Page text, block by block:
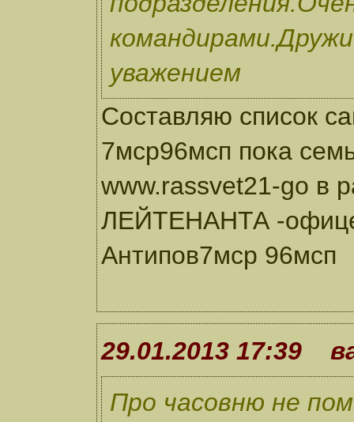
уважением
Составляю список
7мср96мсп пока
www.rassvet21-go
ЛЕЙТЕНАНТА -
Антипов7мср 96мсп
29.01.2013 17:39
Про часовню не